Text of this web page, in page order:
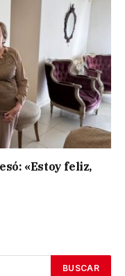
«Estoy feliz,